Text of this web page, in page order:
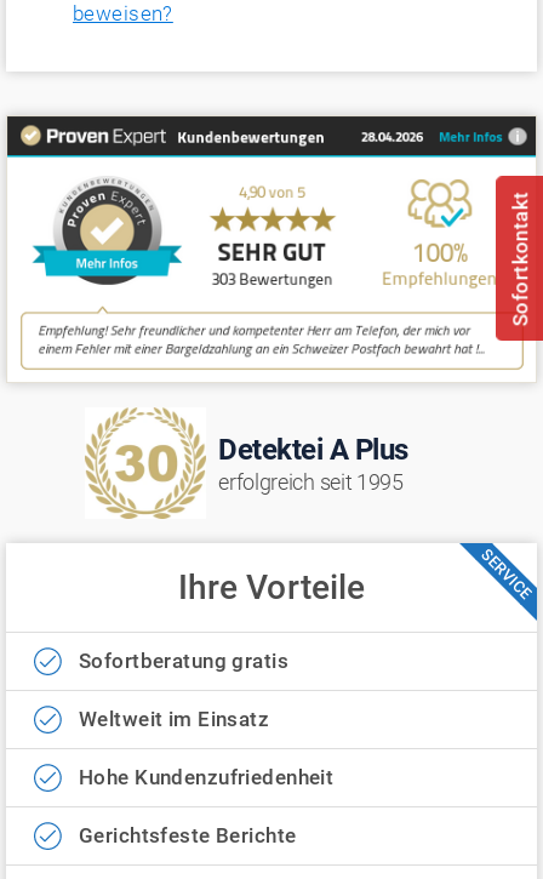
beweisen?
Detektei A Plus
erfolgreich seit 1995
SERVICE
Ihre Vorteile
Sofortberatung gratis
Weltweit im Einsatz
Hohe Kundenzufriedenheit
Gerichtsfeste Berichte
Sofortkontakt